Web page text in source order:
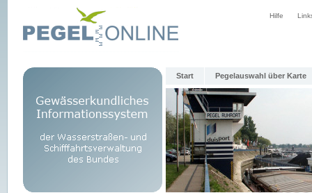
Hilfe
Start Pegelauswahl über Karte